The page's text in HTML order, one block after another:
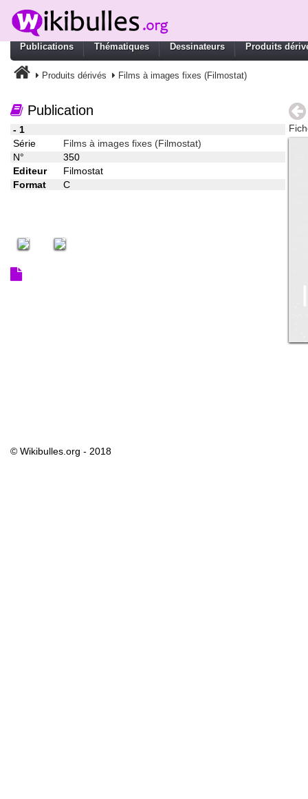
Publications Thématiques Dessinateurs Produits
Produits dérivés Films à images fixes (Filmostat)
Publication
- 1
Série
Films à images fixes (Filmostat)
N°
350
Editeur
Filmostat
Format
C
© Wikibulles.org - 2018